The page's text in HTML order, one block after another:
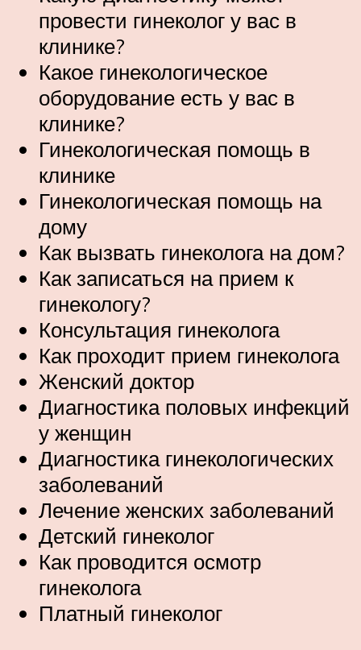
провести гинеколог у вас в
клинике?
Какое гинекологическое
оборудование есть у вас в
клинике?
Гинекологическая помощь в
клинике
Гинекологическая помощь на
дому
Как вызвать гинеколога на дом?
Как записаться на прием к
гинекологу?
Консультация гинеколога
Как проходит прием гинеколога
Женский доктор
Диагностика половых инфекций
у женщин
Диагностика гинекологических
заболеваний
Лечение женских заболеваний
Детский гинеколог
Как проводится осмотр
гинеколога
Платный гинеколог